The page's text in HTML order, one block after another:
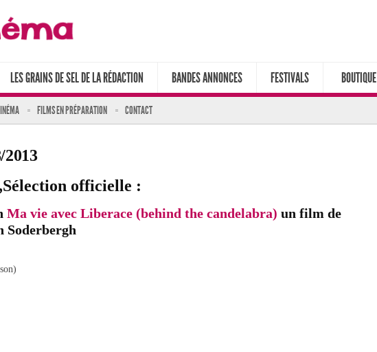
LES GRAINS DE SEL DE LA RÉDACTION BANDES ANNONCES FESTIVALS BOUTIQUE
FILMS EN PRÉPARATION CONTACT
2013
Sélection officielle :
Ma vie avec Liberace (behind the candelabra) un film de
Soderbergh